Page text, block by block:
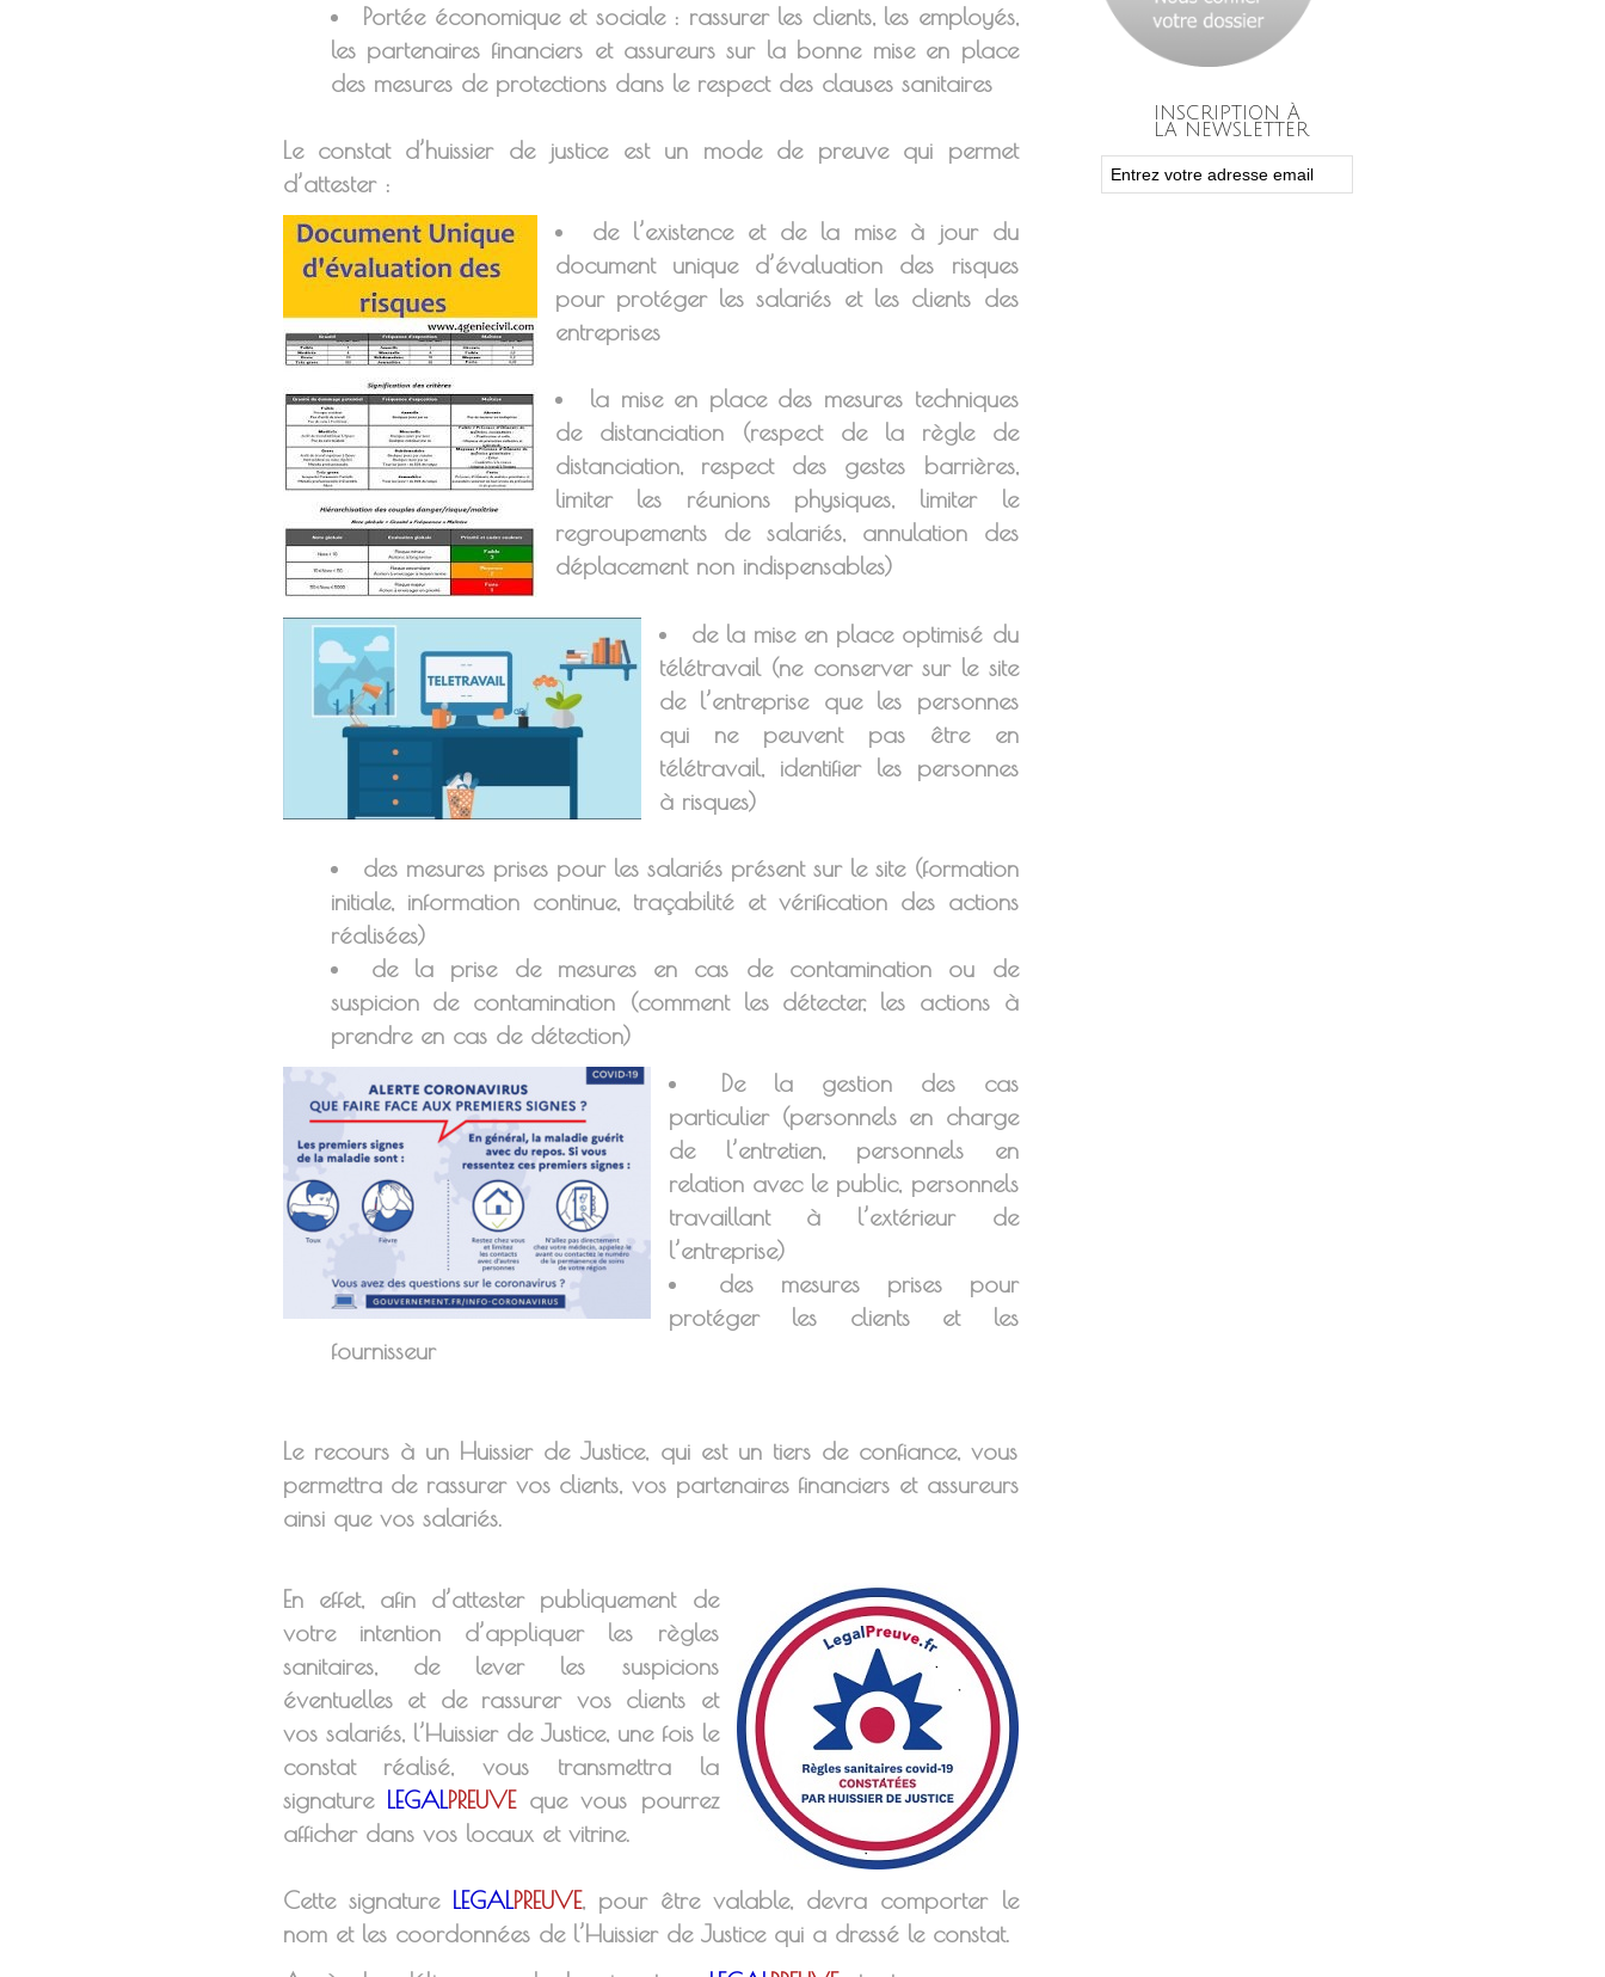
Portée économique et sociale : rassurer les clients, les employés,
les partenaires financiers et assureurs sur la bonne mise en place
des mesures de protections dans le respect des clauses sanitaires
Le constat d’huissier de justice est un mode de preuve qui permet
d’attester :
de l’existence et de la mise à jour du
document unique d’évaluation des risques
pour protéger les salariés et les clients des
entreprises
la mise en place des mesures techniques
de distanciation (respect de la règle de
distanciation, respect des gestes barrières,
limiter les réunions physiques, limiter le
regroupements de salariés, annulation des
déplacement non indispensables)
de la mise en place optimisé du
télétravail (ne conserver sur le site
de l’entreprise que les personnes
qui ne peuvent pas être en
télétravail, identifier les personnes
à risques)
des mesures prises pour les salariés présent sur le site (formation
initiale, information continue, traçabilité et vérification des actions
réalisées)
de la prise de mesures en cas de contamination ou de
suspicion de contamination (comment les détecter, les actions à
prendre en cas de détection)
De la gestion des cas
particulier (personnels en charge
de l’entretien, personnels en
relation avec le public, personnels
travaillant à l’extérieur de
l’entreprise)
des mesures prises pour
protéger les clients et les
fournisseur
Le recours à un Huissier de Justice, qui est un tiers de confiance, vous
permettra de rassurer vos clients, vos partenaires financiers et assureurs
ainsi que vos salariés.
En effet, afin d’attester publiquement de
votre intention d’appliquer les règles
sanitaires, de lever les suspicions
éventuelles et de rassurer vos clients et
vos salariés, l’Huissier de Justice, une fois le
constat réalisé, vous transmettra la
signature LEGALPREUVEque vous pourrez
afficher dans vos locaux et vitrine.
Cette signature LEGALPREUVE, pour être valable, devra comporter le
nom et les coordonnées de l’Huissier de Justice qui a dressé le constat.
INSCRIPTION À
LA NEWSLETTER